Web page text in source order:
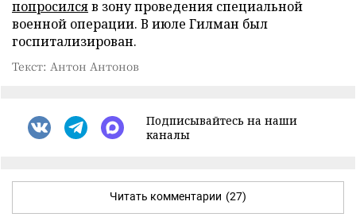
попросилсяв зону проведения специальной
военной операции. В июле Гилман был
госпитализирован.
Текст: Антон Антонов
Подписывайтесь на наши
каналы
Читать комментарии (27)